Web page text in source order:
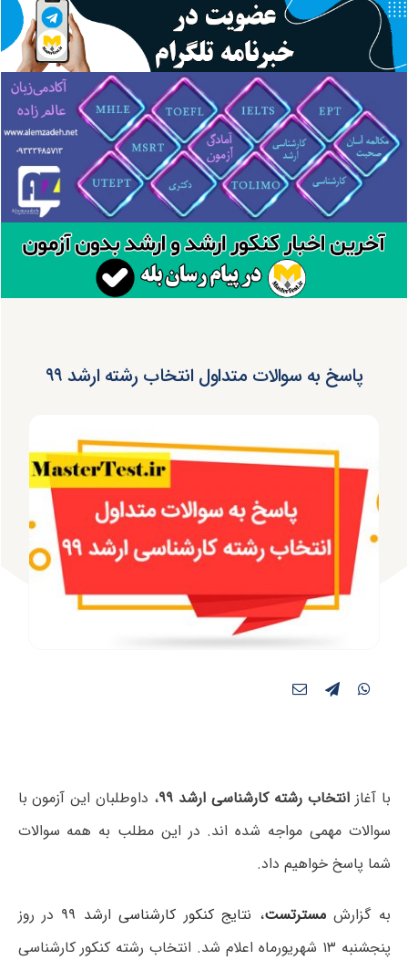
پاسخ به سوالات متداول انتخاب رشته ارشد ۹۹
با آغاز انتخاب رشته کارشناسی ارشد ۹۹
، داوطلبان این آزمون با
سوالات مهمی مواجه شده اند. در این مطلب به همه سوالات
شما پاسخ خواهیم داد.
به گزارشمسترتست، نتایج کنکور کارشناسی ارشد ۹۹
در روز
پنجشنبه ۱۳ شهریورماه اعلام شد. انتخاب رشته کنکور کارشناسی